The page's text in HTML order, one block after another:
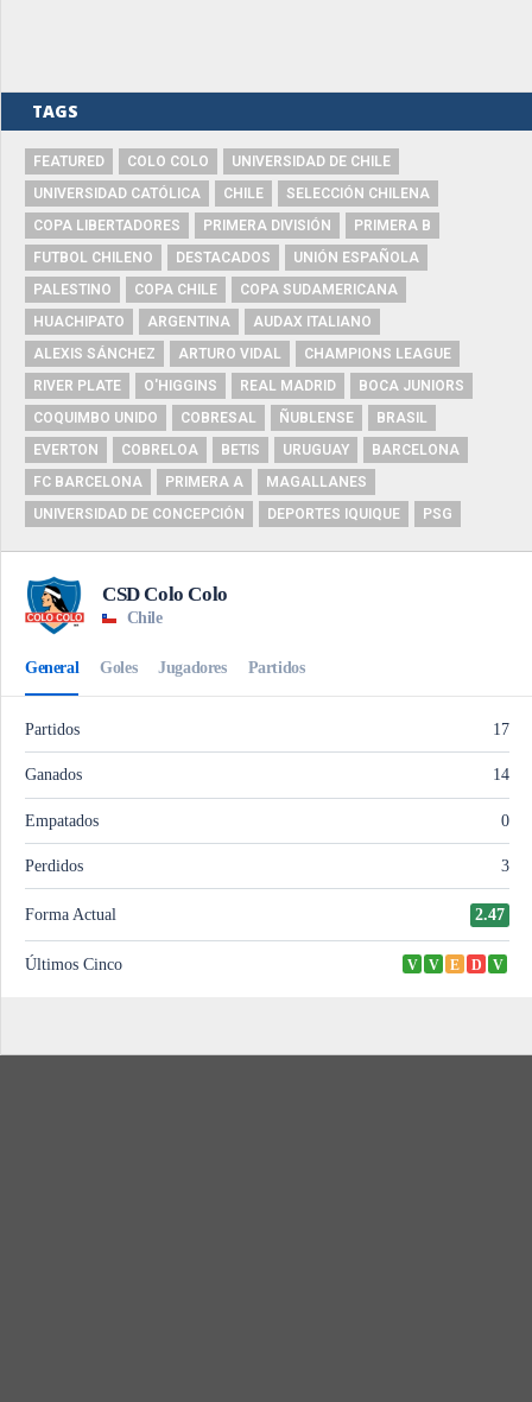
TAGS
FEATURED COLO COLO
UNIVERSIDAD DE CHILE
UNIVERSIDAD CATÓLICA
CHILE
SELECCIÓN CHILENA
COPA LIBERTADORES
PRIMERA DIVISIÓN
PRIMERA B
FUTBOL CHILENO
DESTACADOS
UNIÓN ESPAÑOLA
PALESTINO
COPA CHILE
COPA SUDAMERICANA
HUACHIPATO
ARGENTINA
AUDAX ITALIANO
ALEXIS SÁNCHEZ
ARTURO VIDAL
CHAMPIONS LEAGUE
RIVER PLATE
O'HIGGINS REAL MADRID
BOCA JUNIORS
COQUIMBO UNIDO
COBRESAL ÑUBLENSE
BRASIL
EVERTON
COBRELOA BETIS URUGUAY
BARCELONA
FC BARCELONA
PRIMERA A
MAGALLANES
UNIVERSIDAD DE CONCEPCIÓN
DEPORTES IQUIQUE PSG